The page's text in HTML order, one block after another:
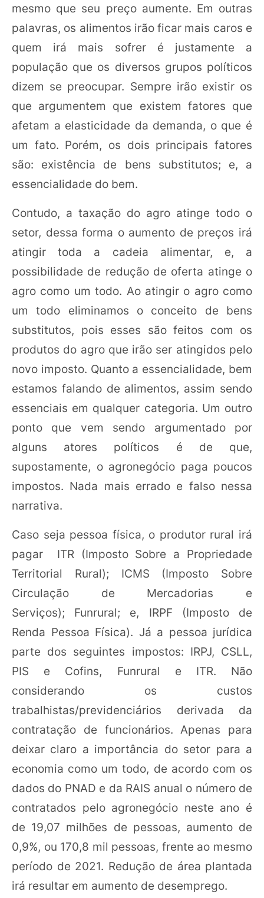
mesmo que seu preço aumente. Em outras
palavras, os alimentos irão ficar mais caros e
quem irá mais sofrer é justamente a
população que os diversos grupos políticos
dizem se preocupar. Sempre irão existir os
que argumentem que existem fatores que
afetam a elasticidade da demanda, o que é
um fato. Porém, os dois principais fatores
são: existência de bens substitutos; e, a
essencialidade do bem.
Contudo, a taxação do agro atinge todo o
setor, dessa forma o aumento de preços irá
atingir toda a cadeia alimentar, e, a
possibilidade de redução de oferta atinge o
agro como um todo. Ao atingir o agro como
um todo eliminamos o conceito de bens
substitutos, pois esses são feitos com os
produtos do agro que irão ser atingidos pelo
novo imposto. Quanto a essencialidade, bem
estamos falando de alimentos, assim sendo
essenciais em qualquer categoria. Um outro
ponto que vem sendo argumentado por
alguns atores políticos é de que,
supostamente, o agronegócio paga poucos
impostos. Nada mais errado e falso nessa
narrativa.
Caso seja pessoa física, o produtor rural irá
pagar ITR (Imposto Sobre a Propriedade
Territorial Rural); ICMS (Imposto Sobre
Circulação de Mercadorias e
Serviços); Funrural; e, IRPF (Imposto de
Renda Pessoa Física). Já a pessoa jurídica
parte dos seguintes impostos: IRPJ, CSLL,
PIS e Cofins, Funrural e ITR. Não
considerando os custos
trabalhistas/previdenciários derivada da
contratação de funcionários. Apenas para
deixar claro a importância do setor para a
economia como um todo, de acordo com os
dados do PNAD e da RAIS anual o número de
contratados pelo agronegócio neste ano é
de 19,07 milhões de pessoas, aumento de
0,9%, ou 170,8 mil pessoas, frente ao mesmo
período de 2021. Redução de área plantada
irá resultar em aumento de desemprego.